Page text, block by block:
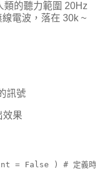
類的聽力範圍 20Hz
電波，落在 30k ~
訊號
效果
False ) # 定義時